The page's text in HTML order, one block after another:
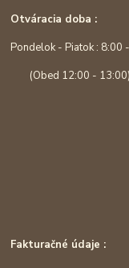
Otváracia doba :
Pondelok - Piatok : 8:00
(Obed 12:00 - 13:00)
Fakturačné údaje :